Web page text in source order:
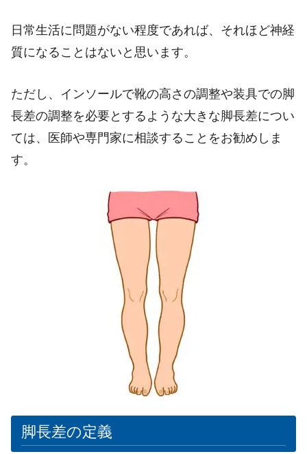
日常生活に問題がない程度であれば、それほど神経
質になることはないと思います。
ただし、インソールで靴の高さの調整や装具での脚
長差の調整を必要とするような大きな脚長差につい
ては、医師や専門家に相談することをお勧めしま
す。
脚長差の定義